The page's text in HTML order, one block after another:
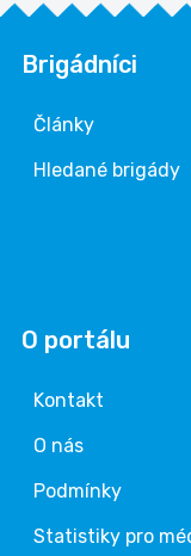
Brigádníci
Články
Hledané brigády
O portálu
Kontakt
O nás
Podmínky
Statistiky pro